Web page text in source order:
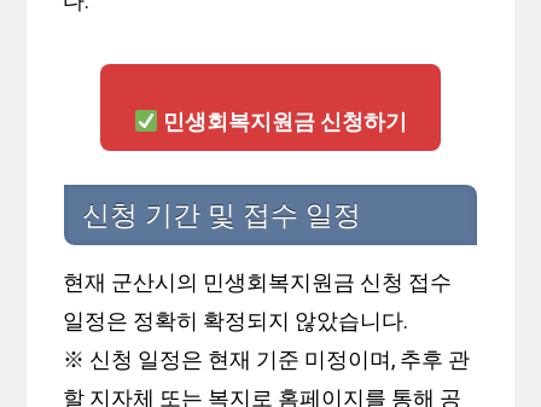
민생회복지원금 신청하기
신청 기간 및 접수 일정
현재 군산시의 민생회복지원금 신청 접수
일정은 정확히 확정되지 않았습니다.
※ 신청 일정은 현재 기준 미정이며, 추후 관
할 지자체 또는 복지로 홈페이지를 통해 공